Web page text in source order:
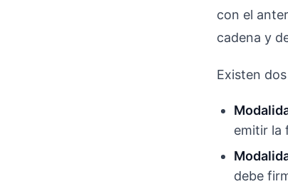
con el
cadena y
Existen
emitir la
debe